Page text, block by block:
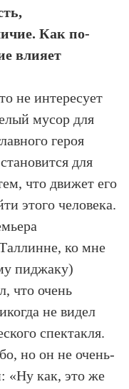
Как по-
влияет
не интересует
мусор для
героя
для
что движет его
этого человека.
ко мне
пиджаку)
что очень
не видел
спектакля.
но он не очень-
«Ну как, это же